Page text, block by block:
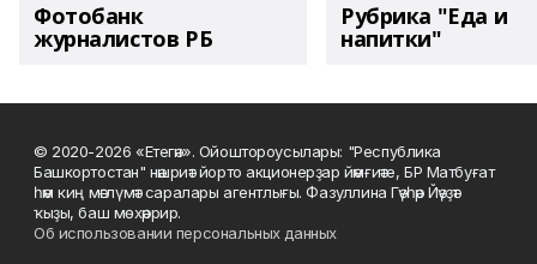
Фотобанк
журналистов РБ
Рубрика "Еда и
напитки"
© 2020-2026 «Етегән». Ойоштороусылары: "Республика
Башкортостан" нәшриәт йорто акционерҙар йәмғиәте, БР Матбуғат
һәм киң мәғлүмәт саралары агентлығы. Фазуллина Гәүһәр Йәүҙәт
ҡыҙы, баш мөхәррир.
Об использовании персональных данных